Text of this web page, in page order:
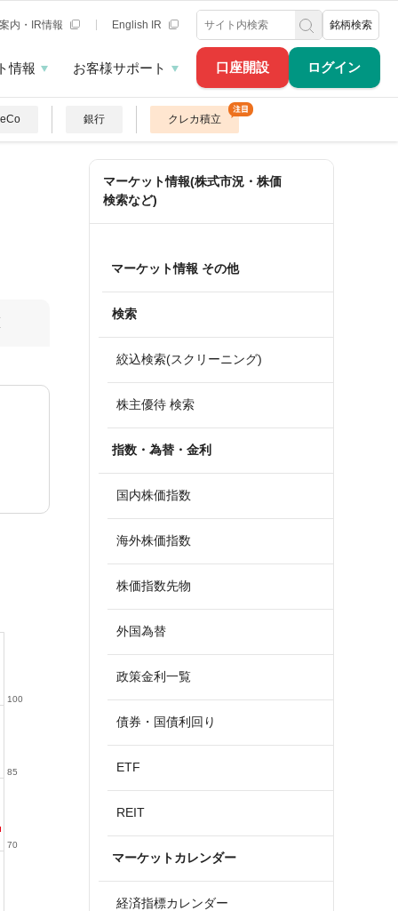
口座開設 ログイン
内・IR情報 English IR 銘柄検索
情報 お客様サポート
銀行 クレカ積立
70
85
100
マーケット情報(株式市況・株価
検索など)
マーケット情報 その他
検索
絞込検索(スクリーニング)
株主優待 検索
指数・為替・金利
国内株価指数
海外株価指数
株価指数先物
外国為替
政策金利一覧
債券・国債利回り
ETF
REIT
マーケットカレンダー
経済指標カレンダー